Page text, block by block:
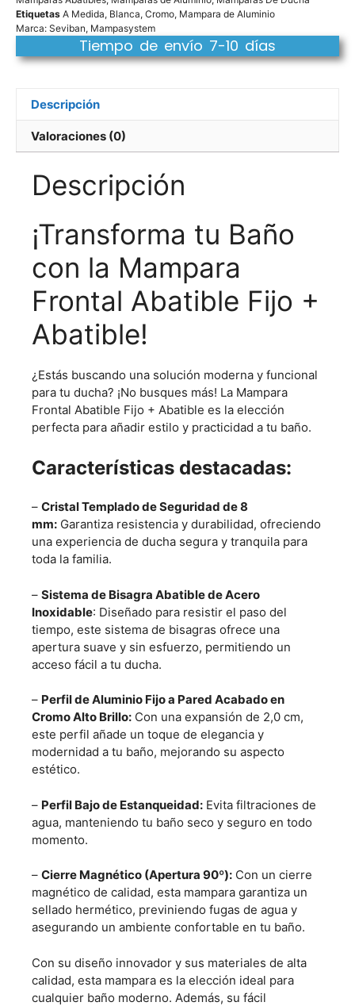
Etiquetas A Medida, Blanca, Cromo, Mampara de Aluminio
Marca: Seviban, Mampasystem
Tiempo de envío 7-10 días
Descripción
Valoraciones (0)
Descripción
¡Transforma tu Baño
con la Mampara
Frontal Abatible Fijo +
Abatible!
¿Estás buscando una solución moderna y funcional
para tu ducha? ¡No busques más! La Mampara
Frontal Abatible Fijo + Abatible es la elección
perfecta para añadir estilo y practicidad a tu baño.
Características destacadas:
– Cristal Templado de Seguridad de 8
mm: Garantiza resistencia y durabilidad, ofreciendo
una experiencia de ducha segura y tranquila para
toda la familia.
– Sistema de Bisagra Abatible de Acero
Inoxidable: Diseñado para resistir el paso del
tiempo, este sistema de bisagras ofrece una
apertura suave y sin esfuerzo, permitiendo un
acceso fácil a tu ducha.
– Perfil de Aluminio Fijo a Pared Acabado en
Cromo Alto Brillo: Con una expansión de 2,0 cm,
este perfil añade un toque de elegancia y
modernidad a tu baño, mejorando su aspecto
estético.
– Perfil Bajo de Estanqueidad: Evita filtraciones de
agua, manteniendo tu baño seco y seguro en todo
momento.
– Cierre Magnético (Apertura 90º): Con un cierre
magnético de calidad, esta mampara garantiza un
sellado hermético, previniendo fugas de agua y
asegurando un ambiente confortable en tu baño.
Con su diseño innovador y sus materiales de alta
calidad, esta mampara es la elección ideal para
cualquier baño moderno. Además, su fácil